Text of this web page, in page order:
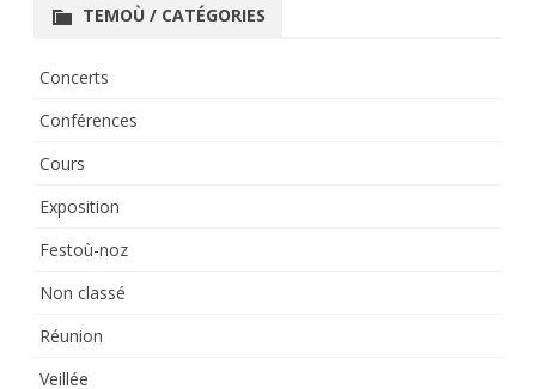
TEMOÙ / CATÉGORIES
Concerts
Conférences
Cours
Exposition
Festoù-noz
Non classé
Réunion
Veillée